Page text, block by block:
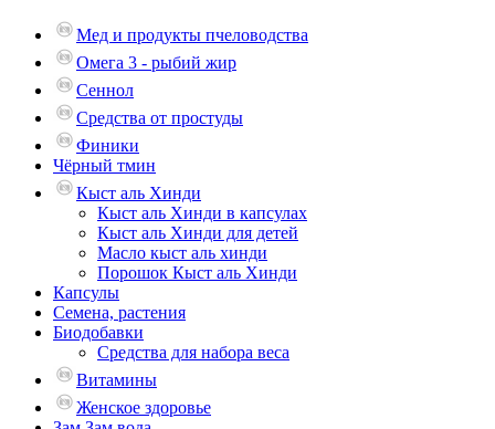
Мед и продукты пчеловодства
Омега 3 - рыбий жир
Сеннол
Средства от простуды
Финики
Чёрный тмин
Кыст аль Хинди
Кыст аль Хинди в капсулах
Кыст аль Хинди для детей
Масло кыст аль хинди
Порошок Кыст аль Хинди
Капсулы
Семена, растения
Биодобавки
Средства для набора веса
Витамины
Женское здоровье